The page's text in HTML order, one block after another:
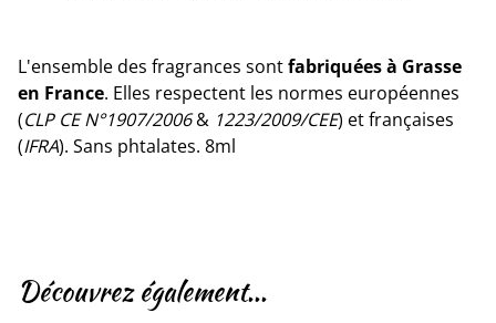
L'ensemble des fragrances sontfabriquées à Grasse
en France. Elles respectent les normes européennes
(CLP CE N°1907/2006& 1223/2009/CEE) et françaises
(IFRA). Sans phtalates. 8ml
Découvrez également...